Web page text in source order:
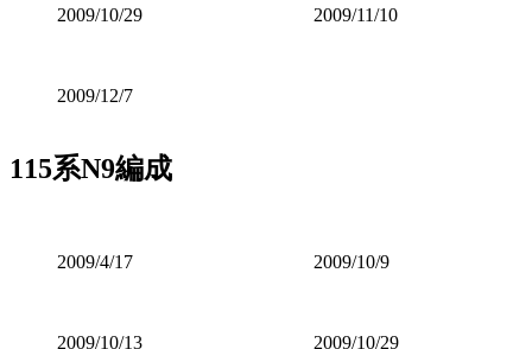
2009/10/29 2009/11/10
2009/12/7
115系N9編成
2009/4/17 2009/10/9
2009/10/13 2009/10/29